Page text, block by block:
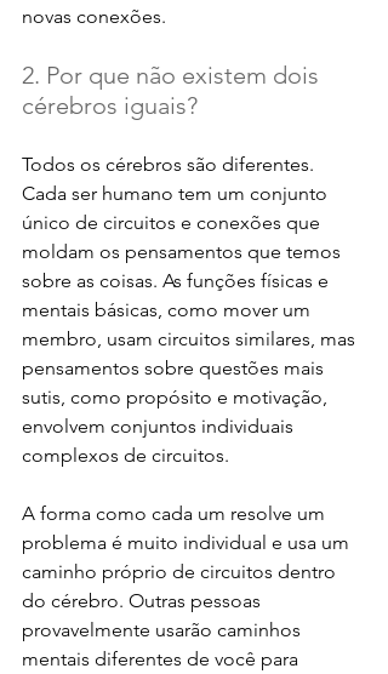
novas conexões.
2. Por que não existem dois
cérebros iguais?
Todos os cérebros são diferentes.
Cada ser humano tem um conjunto
único de circuitos e conexões que
moldam os pensamentos que temos
sobre as coisas. As funções físicas e
mentais básicas, como mover um
membro, usam circuitos similares, mas
pensamentos sobre questões mais
sutis, como propósito e motivação,
envolvem conjuntos individuais
complexos de circuitos.
A forma como cada um resolve um
problema é muito individual e usa um
caminho próprio de circuitos dentro
do cérebro. Outras pessoas
provavelmente usarão caminhos
mentais diferentes de você para